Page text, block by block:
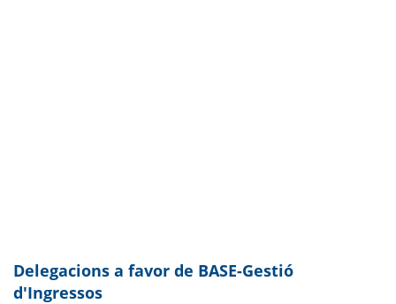
Delegacions a favor de BASE-Gestió
d'Ingressos